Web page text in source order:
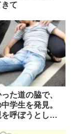
て
た道の脇で、
学生を発見。
呼ぼうとした